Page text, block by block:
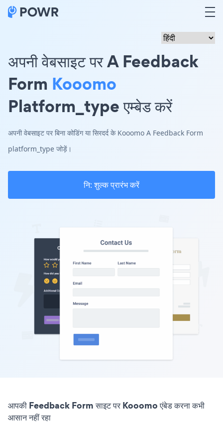
अपनी वेबसाइट पर A Feedback
Form Kooomo
Platform_type एम्बेड करें
अपनी वेबसाइट पर बिना कोडिंग या सिरदर्द के Kooomo A Feedback Form
platform_type जोड़ें।
नि: शुल्क प्रारंभ करें
आपकी Feedback Form साइट पर Kooomo एंबेड करना कभी
आसान नहीं रहा